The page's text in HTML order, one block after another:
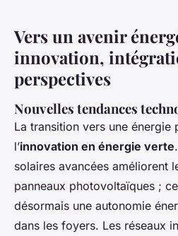
Vers un avenir
innovation,
perspectives
Nouvelles tendances
La transition vers une énergie
l’innovation en énergie verte
solaires avancées améliorent
panneaux photovoltaïques ;
désormais une autonomie
dans les foyers. Les réseaux